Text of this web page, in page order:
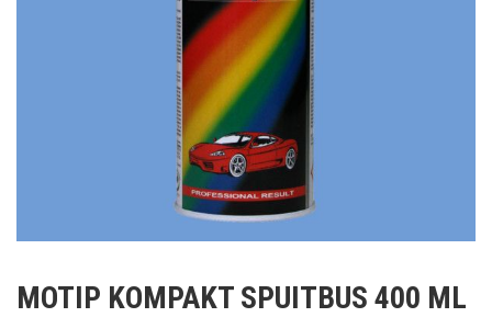
het
MOTIP KOMPAKT SPUITBUS 400 ML